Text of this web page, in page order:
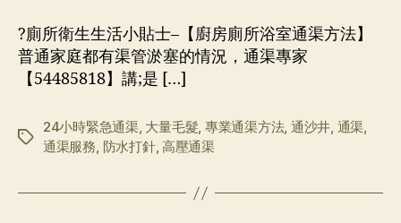
?廁所衛生生活小貼士–【廚房廁所浴室通渠方法】
普通家庭都有渠管淤塞的情況，通渠專家
【54485818】講;是 […]
标
24小時緊急通渠, 大量毛髮, 專業通渠方法, 通沙井, 通渠,
通渠服務, 防水打針, 高壓通渠